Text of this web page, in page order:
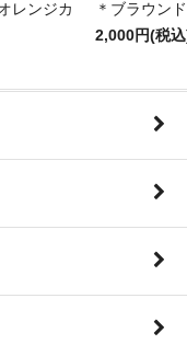
レンジカ
＊ブラウン
2,000円(税